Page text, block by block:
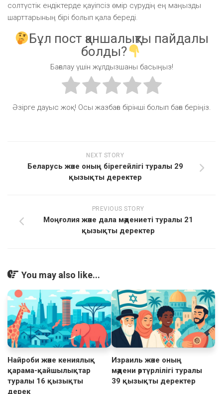
солтүстік ендіктерде қауіпсіз өмір сүрудің ең маңызды
шарттарының бірі болып қала береді.
Бұл пост қаншалықты пайдалы
болды?
Бағалау үшін жұлдызшаны басыңыз!
Әзірге дауыс жоқ! Осы жазбаға бірінші болып баға беріңіз.
NEXT STORY
Беларусь және оның бірегейлігі туралы 29
қызықты деректер
PREVIOUS STORY
Моңғолия және дала мәдениеті туралы 21
қызықты деректер
You may also like...
Найроби және кениялық
қарама-қайшылықтар
туралы 16 қызықты
дерек
Израиль және оның
мәдени әртүрлілігі туралы
39 қызықты деректер